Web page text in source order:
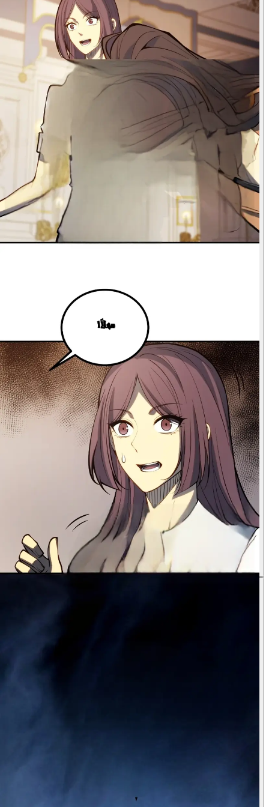
1
2
هو... هو اختار أوريون؟! ليس إلياس؟!
صفعة!
ملك العصير
صحوة جميع الفئات - قاتل الآلهة
أنا... أفعل...
يا للعار! لقد حسمنا نحن
البقية اختياراتنا بالفعل!
أقدر اهتمامك، سيد كينغ.
مهلاً!